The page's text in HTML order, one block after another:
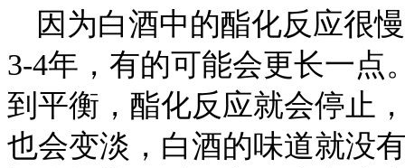
因为白酒中的酯化反应很
3-4年，有的可能会更长一点
到平衡，酯化反应就会停止
也会变淡，白酒的味道就没